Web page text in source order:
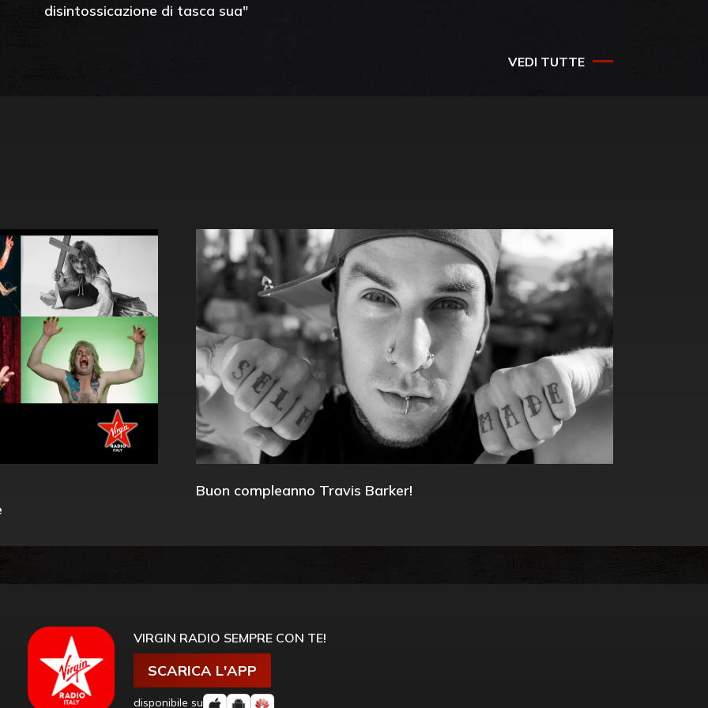
disintossicazione di tasca sua"
VEDI TUTTE
Buon compleanno Travis Barker!
VIRGIN RADIO SEMPRE CON TE!
SCARICA L'APP
disponibile su